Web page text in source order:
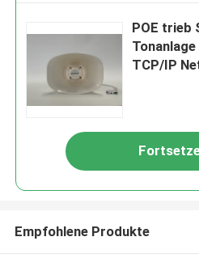
POE trieb
TCP/IP
Empfohlene Produkte